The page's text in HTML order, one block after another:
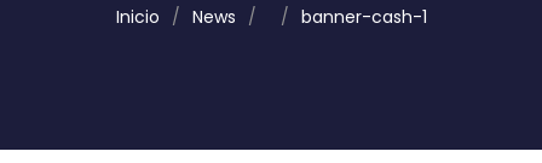
Inicio / News / / banner-cash-1